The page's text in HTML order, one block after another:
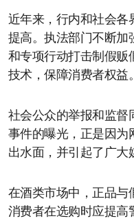
近年来，行内和社会各
提高。执法部门不断加
和专项行动打击制假贩
技术，保障消费者权益。
社会公众的举报和监督
事件的曝光，正是因为
出水面，并引起了广大
在酒类市场中，正品与
消费者在选购时应提高